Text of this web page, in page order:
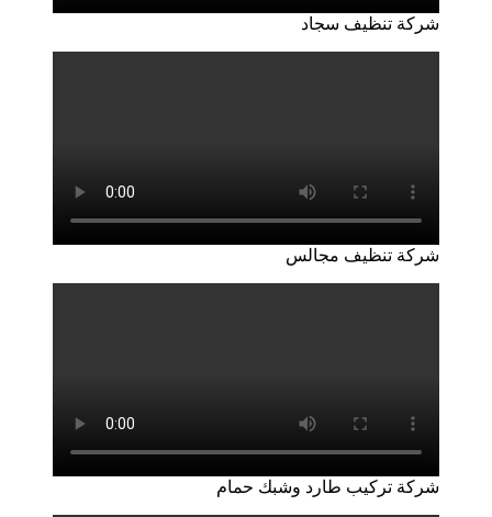
شركة تنظيف سجاد
شركة تنظيف مجالس
شركة تركيب طارد وشبك حمام